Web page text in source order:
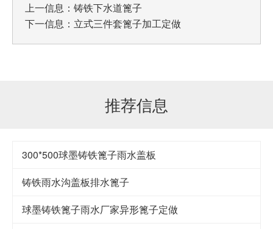
上一信息： 铸铁下水道篦子
下一信息： 立式三件套篦子加工定做
推荐信息
300*500球墨铸铁篦子雨水盖板
铸铁雨水沟盖板排水篦子
球墨铸铁篦子雨水厂家异形篦子定做